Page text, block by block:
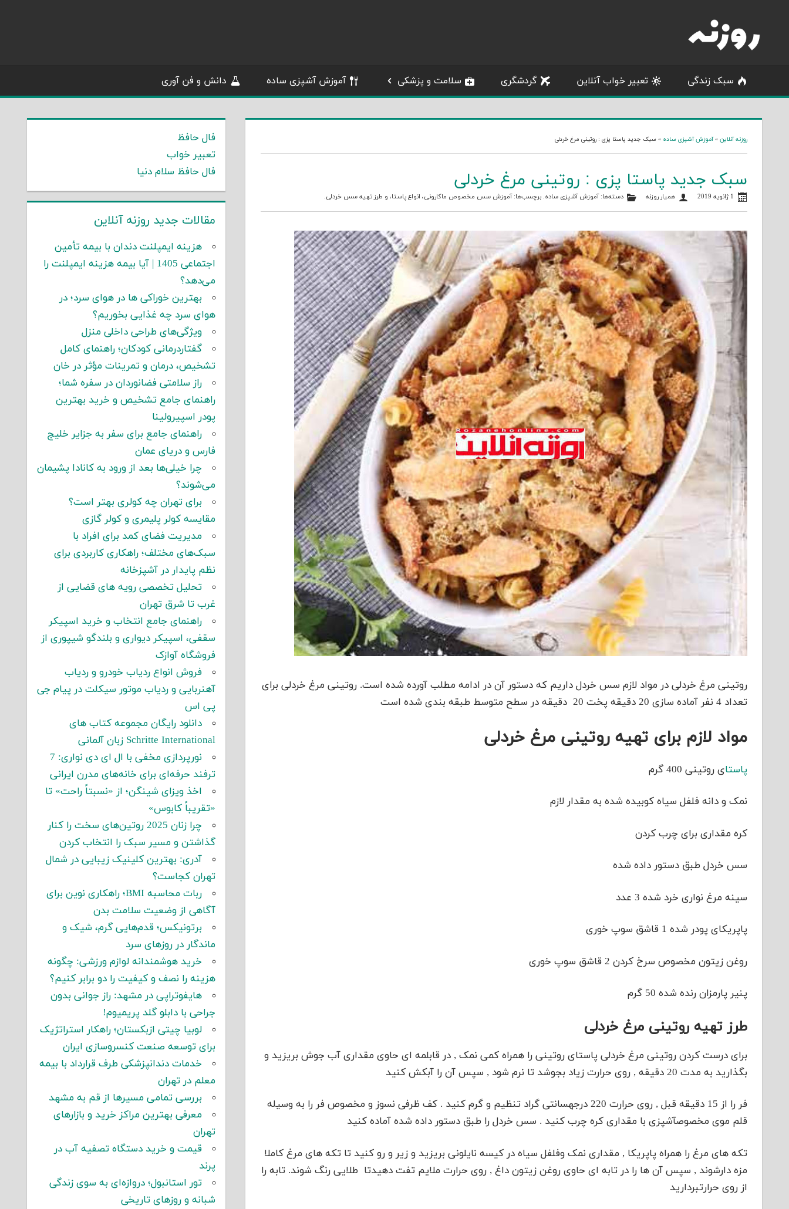
content
سبک زندگی تعبیر خواب آنلاین گردشگری سلامت و پزشکی آموزش آشپزی ساده دانش و فن آوری
روزنه آنلاین »آموزش آشپزی ساده » سبک جدید پاستا پزی : روتینی مرغ خردلی
سبک جدید پاستا پزی : روتینی مرغ خردلی
1 ژانویه 2019 همیار روزنه دسته‌ها:آموزش آشپزی ساده. برچسب‌ها:آموزش سس مخصوص ماکارونی، انواع پاستا، و طرز تهیه سس خردلی.
روتینی مرغ خردلی در مواد لازم سس خردل داریم که دستور آن در ادامه مطلب آورده شده است. روتینی مرغ خردلی برای
تعداد 4 نفر آماده سازی 20 دقیقه پخت 20 دقیقه در سطح متوسط طبقه بندی شده است
مواد لازم برای تهیه روتینی مرغ خردلی
پاستای روتینی 400 گرم
نمک و دانه فلفل سیاه کوبیده شده به مقدار لازم
کره مقداری برای چرب کردن
سس خردل طبق دستور داده شده
سینه مرغ نواری خرد شده 3 عدد
پاپریکای پودر شده 1 قاشق سوپ خوری
روغن زیتون مخصوص سرخ کردن 2 قاشق سوپ خوری
پنیر پارمزان رنده شده 50 گرم
طرز تهیه روتینی مرغ خردلی
برای درست کردن روتینی مرغ خردلی پاستای روتینی را همراه کمی نمک , در قابلمه ای حاوی مقداری آب جوش بریزید و
بگذارید به مدت 20 دقیقه , روی حرارت زیاد بجوشد تا نرم شود , سپس آن را آبکش کنید
فر را از 15 دقیقه قبل , روی حرارت 220 درجهسانتی گراد تنظیم و گرم کنید . کف ظرفی نسوز و مخصوص فر را به وسیله
قلم موی مخصوصآشپزی با مقداری کره چرب کنید . سس خردل را طبق دستور داده شده آماده کنید
تکه های مرغ را همراه پاپریکا , مقداری نمک وفلفل سیاه در کیسه نایلونی بریزید و زیر و رو کنید تا تکه های مرغ کاملا
مزه دارشوند , سپس آن ها را در تابه ای حاوی روغن زیتون داغ , روی حرارت ملایم تفت دهیدتا طلایی رنگ شوند. تابه را
از روی حرارتبردارید
فال حافظ
تعبیر خواب
فال حافظ سلام دنیا
مقالات جدید روزنه آنلاین
هزینه ایمپلنت دندان با بیمه تأمین
اجتماعی 1405 | آیا بیمه هزینه ایمپلنت را
می‌دهد؟
بهترین خوراکی ها در هوای سرد؛ در
هوای سرد چه غذایی بخوریم؟
ویژگی‌های طراحی داخلی منزل
گفتاردرمانی کودکان؛ راهنمای کامل
تشخیص، درمان و تمرینات مؤثر در خان
راز سلامتی فضانوردان در سفره شما؛
راهنمای جامع تشخیص و خرید بهترین
پودر اسپیرولینا
راهنمای جامع برای سفر به جزایر خلیج
فارس و دریای عمان
چرا خیلی‌ها بعد از ورود به کانادا پشیمان
می‌شوند؟
برای تهران چه کولری بهتر است؟
مقایسه کولر پلیمری و کولر گازی
مدیریت فضای کمد برای افراد با
سبک‌های مختلف؛ راهکاری کاربردی برای
نظم پایدار در آشپزخانه
تحلیل تخصصی رویه های قضایی از
غرب تا شرق تهران
راهنمای جامع انتخاب و خرید اسپیکر
سقفی، اسپیکر دیواری و بلندگو شیپوری از
فروشگاه آوازک
فروش انواع ردیاب خودرو و ردیاب
آهنربایی و ردیاب موتور سیکلت در پیام جی
پی اس
دانلود رایگان مجموعه کتاب های
Schritte International زبان آلمانی
نورپردازی مخفی با ال ای دی نواری: 7
ترفند حرفه‌ای برای خانه‌های مدرن ایرانی
اخذ ویزای شینگن؛ از «نسبتاً راحت» تا
«تقریباً کابوس»
چرا زنان 2025 روتین‌های سخت را کنار
گذاشتن و مسیر سبک را انتخاب کردن
آدری: بهترین کلینیک زیبایی در شمال
تهران کجاست؟
ربات محاسبه BMI؛ راهکاری نوین برای
آگاهی از وضعیت سلامت بدن
برتونیکس؛ قدم‌هایی گرم، شیک و
ماندگار در روزهای سرد
خرید هوشمندانه لوازم ورزشی: چگونه
هزینه را نصف و کیفیت را دو برابر کنیم؟
هایفوتراپی در مشهد: راز جوانی بدون
جراحی با دابلو گلد پریمیوم!
لوبیا چیتی ازبکستان؛ راهکار استراتژیک
برای توسعه صنعت کنسروسازی ایران
خدمات دندانپزشکی طرف قرارداد با بیمه
معلم در تهران
بررسی تمامی مسیرها از قم به مشهد
معرفی بهترین مراکز خرید و بازارهای
تهران
قیمت و خرید دستگاه تصفیه آب در
پرند
تور استانبول؛ دروازه‌ای به سوی زندگی
شبانه و روزهای تاریخی